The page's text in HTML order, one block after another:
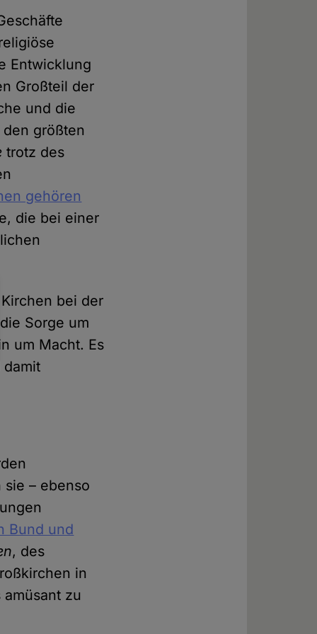
Entwicklung
Großteil der
und die
größten
trotz des
gehören
die bei einer
bei der
Sorge um
um Macht. Es
– ebenso
Bund und
, des
in
zu